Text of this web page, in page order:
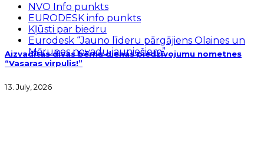
Aizvadītas divas bērnu dienas piedzīvojumu nometnes
“Vasaras virpulis!”
13. July, 2026
NVO Info punkts
EURODESK info punkts
Kļūsti par biedru
Eurodesk “Jauno līderu pārgājiens Olaines un
Mārupes novadu jauniešiem”